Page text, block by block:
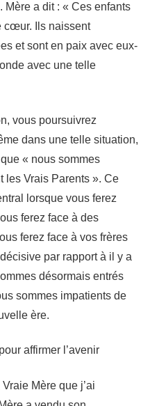
Mère a dit : « Ces enfants
cœur. Ils naissent
et sont en paix avec eux-
avec une telle
vous poursuivrez
dans une telle situation,
« nous sommes
les Vrais Parents ». Ce
lorsque vous ferez
ferez face à des
ferez face à vos frères
par rapport à il y a
désormais entrés
sommes impatients de
ère.
affirmer l’avenir
Mère que j’ai